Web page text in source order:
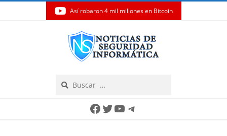
Así robaron 4 mil millones en Bitcoin
Facebook
Twitter
YouTube
Telegram